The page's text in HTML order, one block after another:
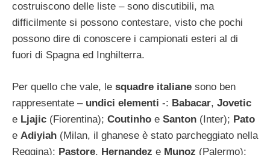
costruiscono delle liste – sono discutibili, ma
difficilmente si possono contestare, visto che pochi
possono dire di conoscere i campionati esteri al di
fuori di Spagna ed Inghilterra.
Per quello che vale, le squadre italiane sono ben
rappresentate – undici elementi -: Babacar, Jovetic
e Ljajic (Fiorentina); Coutinho e Santon (Inter); Pato
e Adiyiah (Milan, il ghanese è stato parcheggiato nella
Reggina); Pastore, Hernandez e Munoz (Palermo);